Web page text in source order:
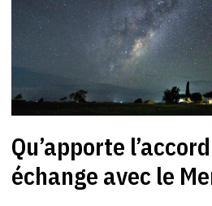
Qu’apporte
échange avec le